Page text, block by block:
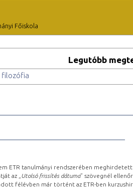
Főiskola
Legutóbb
filozófia
ETR tanulmányi rendszerében
az „ Utolsó frissítés dátuma” szövegnél
félévben már történt az ETR-ben